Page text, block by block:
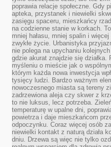
poprawia relacje społeczne. Gdy
apteka, przystanek i niewielki
zasięgu spaceru, mieszkańcy
na codzienne stanie w korkach.
mniej hałasu, mniej spalin i więcej
zwykłe życie. Urbanistyka
nie polega na upychaniu
gdzie akurat znajdzie się działka.
myśleniu o mieście jak o
którym każda nowa inwestycja
tysięcy ludzi. Bardzo ważnym
nowoczesnego miasta są tereny
zadrzewiona aleja czy skwer z
to nie luksus, lecz potrzeba.
temperaturę w upalne dni,
powietrza i daje mieszkańcom
odpoczynku. Coraz więcej osób
niewielki kontakt z naturą działa
dniu. Drzewa są więc nie tylko